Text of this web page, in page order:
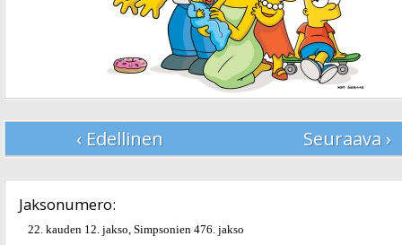
‹ Edellinen Seuraava ›
Jaksonumero:
22. kauden 12. jakso, Simpsonien 476. jakso